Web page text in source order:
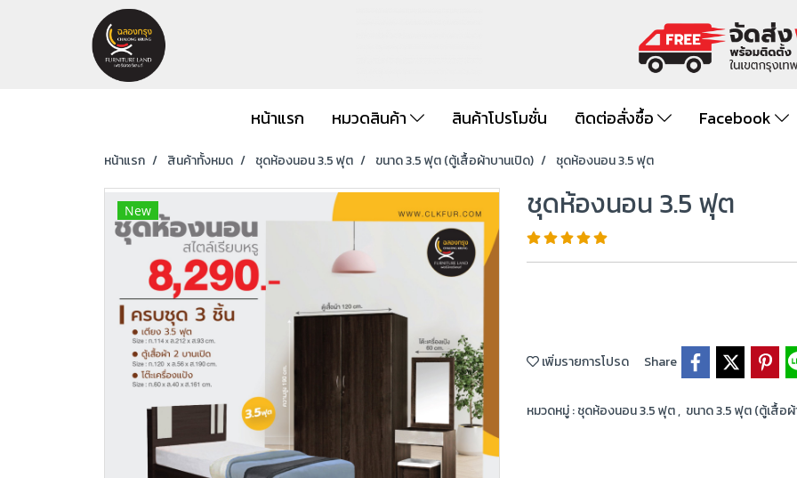
หน้าแรก หมวดสินค้า สินค้าโปรโมชั่น ติดต่อสั่งซื้อ Facebook
หน้าแรก สินค้าทั้งหมด ชุดห้องนอน 3.5 ฟุต ขนาด 3.5 ฟุต (ตู้เสื้อผ้าบานเปิด) ชุดห้องนอน 3.5 ฟุต
New ชุดห้องนอน 3.5 ฟุต
เพิ่มรายการโปรด Share
หมวดหมู่ :ชุดห้องนอน 3.5 ฟุต, ขนาด 3.5 ฟุต (ตู้เสื้อผ้